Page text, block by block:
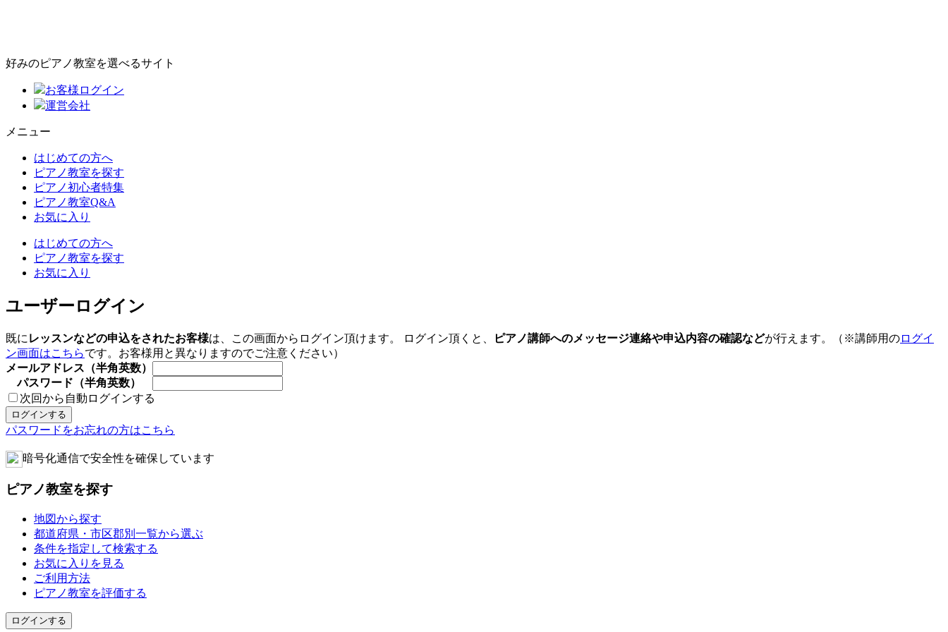
好みのピアノ教室を選べるサイト
お客様ログイン
運営会社
メニュー
はじめての方へ
ピアノ教室を探す
ピアノ初心者特集
ピアノ教室Q&A
お気に入り
はじめての方へ
ピアノ教室を探す
お気に入り
ユーザーログイン
既に レッスンなどの申込をされたお客様は、この画面からログイン頂けます。 ログイン頂くと、 ピアノ講師へのメッセージ連絡や申込内容の確認などが行えます。（※講師用のログイ
ン画面はこちらです。お客様用と異なりますのでご注意ください）
メールアドレス（半角英数）
パスワード（半角英数）
次回から自動ログインする
パスワードをお忘れの方はこちら
暗号化通信で安全性を確保しています
ピアノ教室を探す
地図から探す
都道府県・市区郡別一覧から選ぶ
条件を指定して検索する
お気に入りを見る
ご利用方法
ピアノ教室を評価する
ログインする